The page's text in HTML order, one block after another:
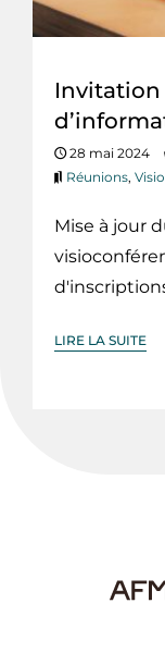
Invitation
28 mai 2024
Réunions,
Mise à jour
LIRE LA SUITE